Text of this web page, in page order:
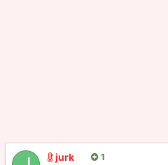
jurk 1